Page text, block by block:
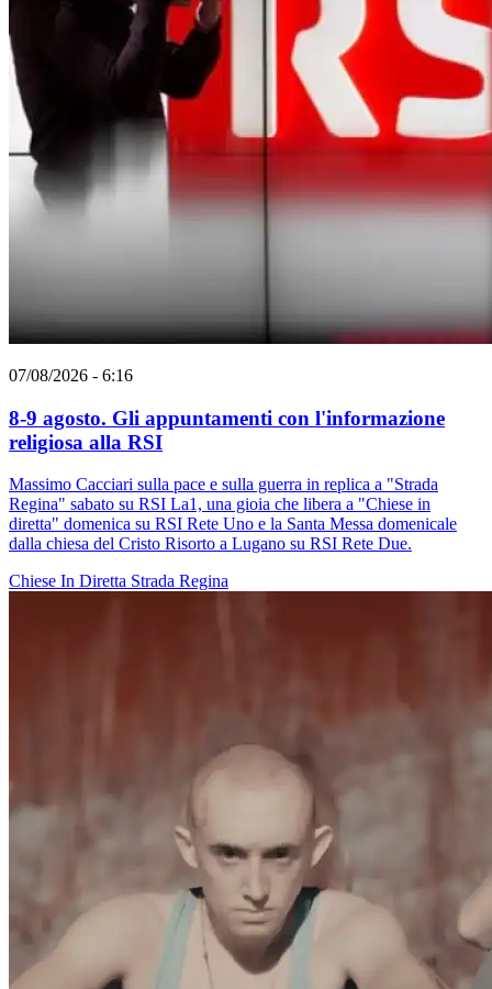
07/08/2026 - 6:16
8-9 agosto. Gli appuntamenti con l'informazione
religiosa alla RSI
Massimo Cacciari sulla pace e sulla guerra in replica a "Strada
Regina" sabato su RSI La1, una gioia che libera a "Chiese in
diretta" domenica su RSI Rete Uno e la Santa Messa domenicale
dalla chiesa del Cristo Risorto a Lugano su RSI Rete Due.
Chiese In Diretta Strada Regina